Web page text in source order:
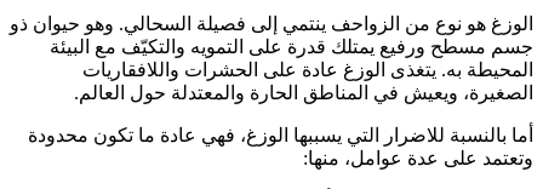
هو نوع من الزواحف ينتمي إلى فصيلة السحالي. وهو حيوان ذو
مسطح ورفيع يمتلك قدرة على التمويه والتكيّف مع البيئة
به. يتغذى الوزغ عادة على الحشرات واللافقاريات
ويعيش في المناطق الحارة والمعتدلة حول العالم.
بالنسبة للاضرار التي يسببها الوزغ، فهي عادة ما تكون محدودة
على عدة عوامل، منها: